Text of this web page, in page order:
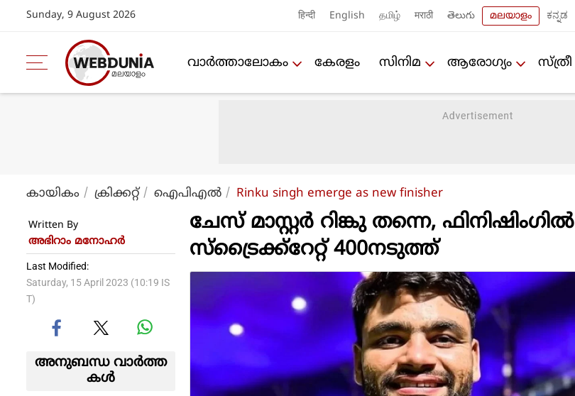
Sunday, 9 August 2026 हिन्दी English தமிழ் मराठी తెలుగు മലയാളം ಕನ್ನಡ
വാര്‍ത്താലോകം കേരളം സിനിമ ആരോഗ്യം സ്ത്രീ
കായികം ക്രിക്കറ്റ്‌ ഐപിഎല്‍ Rinku singh emerge as new finisher
Written By
അഭിറാം മനോഹർ
Last Modified:
Saturday, 15 April 2023 (10:19 IS
T)
അനുബന്ധ വാര്‍ത്ത
കള്‍
ചേസ് മാസ്റ്റർ റിങ്കു തന്നെ, ഫിനിഷിംഗിൽ
സ്ട്രൈക്ക്റേറ്റ് 400നടുത്ത്